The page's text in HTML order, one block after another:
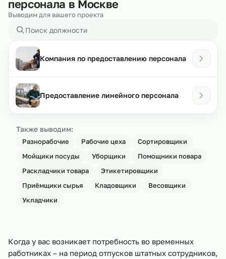
персонала в Москве
Выводим для вашего проекта
Компания по предоставлению персонала
Предоставление линейного персонала
Также выводим:
Разнорабочие Рабочие цеха
Сортировщики
Мойщики посуды
Уборщики
Помощники повара
Раскладчики товара
Этикетировщики
Приёмщики сырья
Кладовщики
Весовщики
Укладчики
Когда у вас возникает потребность во временных
работниках – на период отпусков штатных сотрудников,